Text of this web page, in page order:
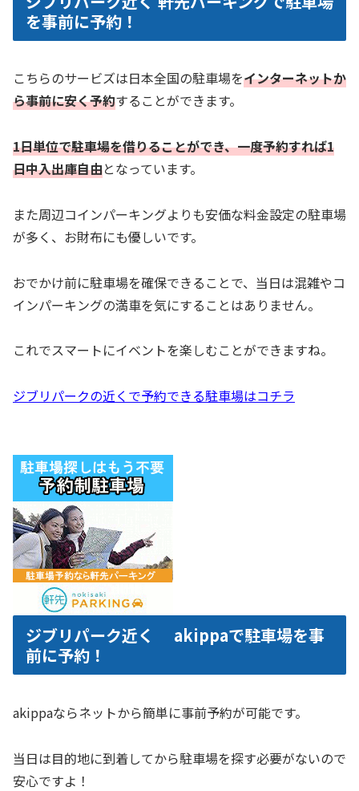
を事前に予約！
こちらのサービズは日本全国の駐車場をインターネットか
ら事前に安く予約することができます。
1日単位で駐車場を借りることができ、一度予約すれば1
日中入出庫自由となっています。
また周辺コインパーキングよりも安価な料金設定の駐車場
が多く、お財布にも優しいです。
おでかけ前に駐車場を確保できることで、当日は混雑やコ
インパーキングの満車を気にすることはありません。
これでスマートにイベントを楽しむことができますね。
ジブリパークの近くで予約できる駐車場はコチラ
ジブリパーク近く akippaで駐車場を事
前に予約！
akippaならネットから簡単に事前予約が可能です。
当日は目的地に到着してから駐車場を探す必要がないので
安心ですよ！